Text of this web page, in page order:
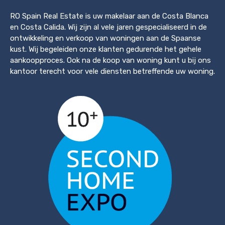
RO Spain Real Estate is uw makelaar aan de Costa Blanca
en Costa Calida. Wij zijn al vele jaren gespecialiseerd in de
ontwikkeling en verkoop van woningen aan de Spaanse
kust. Wij begeleiden onze klanten gedurende het gehele
aankoopproces. Ook na de koop van woning kunt u bij ons
kantoor terecht voor vele diensten betreffende uw woning.